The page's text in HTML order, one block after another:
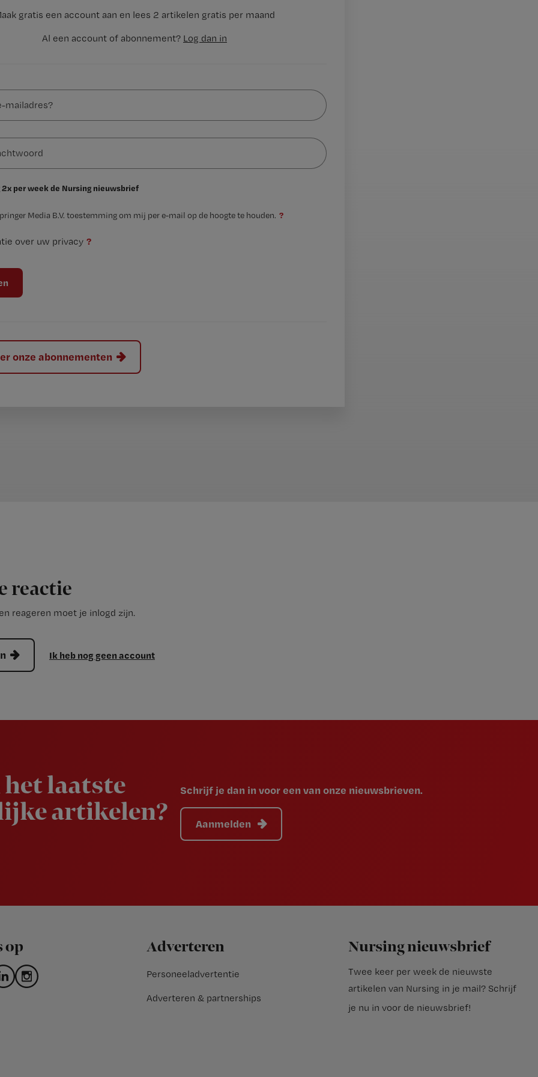
gratis een account aan en lees 2 artikelen gratis per maand
Al een account of abonnement? Log dan in
2x per week de Nursing nieuwsbrief
Media B.V. toestemming om mij per e-mail op de hoogte te houden. ?
over uw privacy ?
onze abonnementen
reactie
reageren moet je inlogd zijn.
Ik heb nog geen account
laatste
artikelen?
Schrijf je dan in voor een van onze nieuwsbrieven.
Aanmelden
op Adverteren
Personeeladvertentie
Adverteren & partnerships
Nursing nieuwsbrief
Twee keer per week de nieuwste
artikelen van Nursing in je mail? Schrijf
je nu in voor de nieuwsbrief!